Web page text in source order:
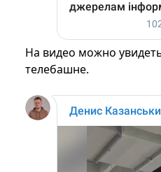
На видео можно
телебашне.